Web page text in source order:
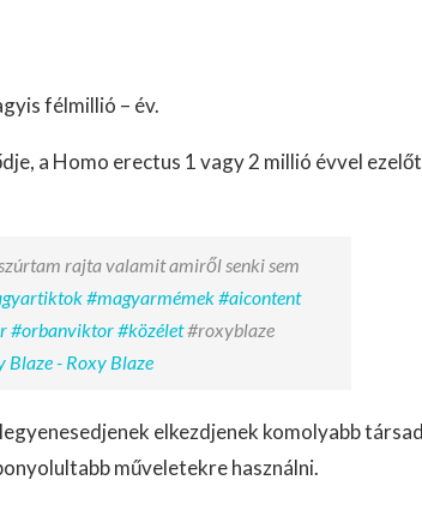
félmillió – év.
a Homo erectus 1 vagy 2 millió évvel
rajta valamit amiről senki sem
#magyarmémek#aicontent
#orbanviktor#közélet#roxyblaze
Blaze - Roxy Blaze
elkezdjenek komolyabb
műveletekre használni.